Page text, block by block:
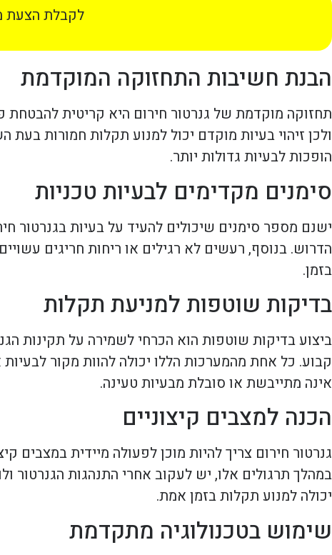
לקבלת הצעת
הבנת חשיבות התחזוקה המוקדמת
תחזוקה מוקדמת של גנרטור חירום היא קריטית להבטחת
ולכן זיהוי בעיות מוקדם יכול למנוע תקלות חמורות
הופכות לבעיות גדולות יותר.
סימנים מקדימים לבעיות טכניות
ישנם מספר סימנים שיכולים להעיד על בעיות בגנרטור
הדרוש. בנוסף, רעשים לא רגילים או ריחות חריגים
בזמן.
בדיקות שוטפות למניעת תקלות
ביצוע בדיקות שוטפות הוא הכרחי לשמירה על תקינות
קבוע. כל אחת מהמערכות הללו יכולה להוות מקור
אינה מתייבשת או סובלת מבעיות טעינה.
הכנה למצבים קיצוניים
גנרטור חירום צריך להיות מוכן לפעולה מיידית במצבים
במהלך תרגולים אלו, יש לעקוב אחרי התנהגות הגנרטור
יכולה למנוע תקלות בזמן אמת.
שימוש בטכנולוגיה מתקדמת